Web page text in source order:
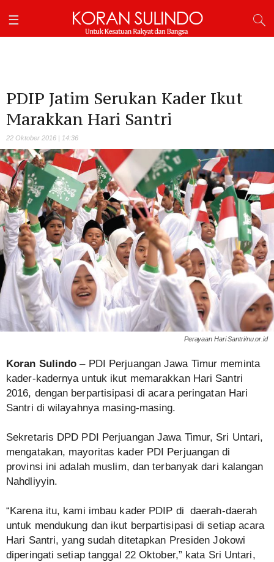
PDIP Jatim Serukan Kader Ikut
Marakkan Hari Santri
22 Oktober 2016 | 14:36
Perayaan Hari Santri/nu.or.id
Koran Sulindo – PDI Perjuangan Jawa Timur meminta
kader-kadernya untuk ikut memarakkan Hari Santri
2016, dengan berpartisipasi di acara peringatan Hari
Santri di wilayahnya masing-masing.
Sekretaris DPD PDI Perjuangan Jawa Timur, Sri Untari,
mengatakan, mayoritas kader PDI Perjuangan di
provinsi ini adalah muslim, dan terbanyak dari kalangan
Nahdliyyin.
“Karena itu, kami imbau kader PDIP di daerah-daerah
untuk mendukung dan ikut berpartisipasi di setiap acara
Hari Santri, yang sudah ditetapkan Presiden Jokowi
diperingati setiap tanggal 22 Oktober,” kata Sri Untari,